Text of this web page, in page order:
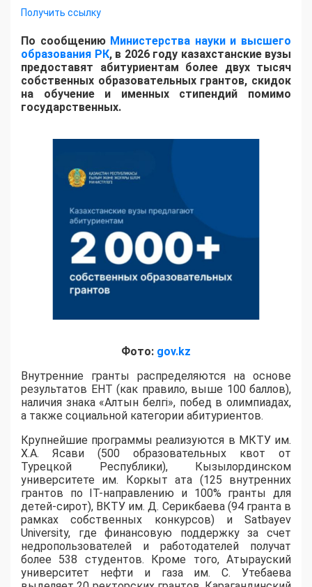
Получить ссылку
По сообщению Министерства науки и высшего
образования РК, в 2026 году казахстанские вузы
предоставят абитуриентам более двух тысяч
собственных образовательных грантов, скидок
на обучение и именных стипендий помимо
государственных.
Фото: gov.kz
Внутренние гранты распределяются на основе
результатов ЕНТ (как правило, выше 100 баллов),
наличия знака «Алтын белгі», побед в олимпиадах,
а также социальной категории абитуриентов.
​Крупнейшие программы реализуются в МКТУ им.
Х.А. Ясави (500 образовательных квот от
Турецкой Республики), Кызылординском
университете им. Коркыт ата (125 внутренних
грантов по IT-направлению и 100% гранты для
детей-сирот), ВКТУ им. Д. Серикбаева (94 гранта в
рамках собственных конкурсов) и Satbayev
University, где финансовую поддержку за счет
недропользователей и работодателей получат
более 538 студентов. Кроме того, Атырауский
университет нефти и газа им. С. Утебаева